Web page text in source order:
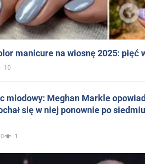
manicure na wiosnę 2025: pięć
10
miodowy: Meghan Markle
się w niej ponownie po
1